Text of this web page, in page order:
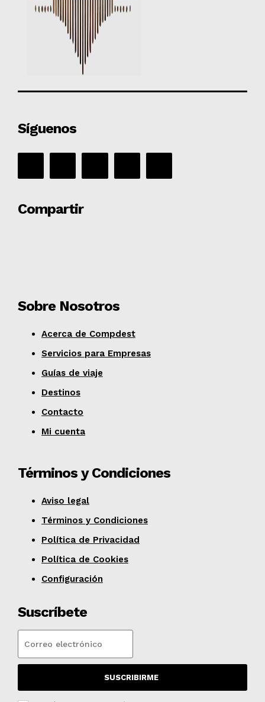
Síguenos
Compartir
Sobre Nosotros
Acerca de Compdest
Servicios para Empresas
Guías de viaje
Destinos
Contacto
Mi cuenta
Términos y Condiciones
Aviso legal
Términos y Condiciones
Política de Privacidad
Política de Cookies
Configuración
Suscríbete
SUSCRIBIRME